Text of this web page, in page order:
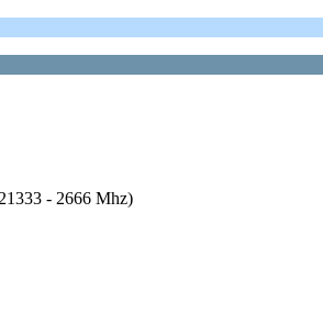
- 2666 Mhz)